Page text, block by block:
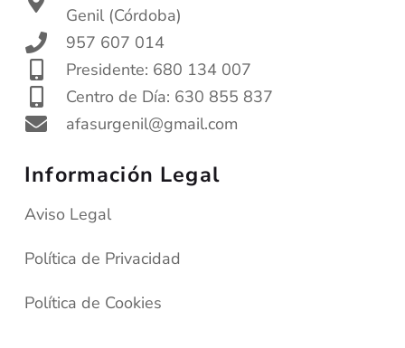
Genil (Córdoba)
957 607 014
Presidente: 680 134 007
Centro de Día: 630 855 837
afasurgenil@gmail.com
Información Legal
Aviso Legal
Política de Privacidad
Política de Cookies